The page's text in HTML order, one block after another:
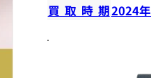
買取時期2024